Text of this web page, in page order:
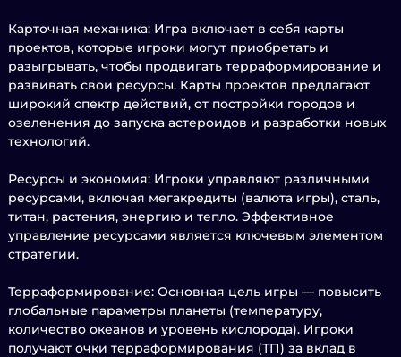
Карточная механика: Игра включает в себя карты
проектов, которые игроки могут приобретать и
разыгрывать, чтобы продвигать терраформирование и
развивать свои ресурсы. Карты проектов предлагают
широкий спектр действий, от постройки городов и
озеленения до запуска астероидов и разработки новых
технологий.
Ресурсы и экономия: Игроки управляют различными
ресурсами, включая мегакредиты (валюта игры), сталь,
титан, растения, энергию и тепло. Эффективное
управление ресурсами является ключевым элементом
стратегии.
Терраформирование: Основная цель игры — повысить
глобальные параметры планеты (температуру,
количество океанов и уровень кислорода). Игроки
получают очки терраформирования (ТП) за вклад в